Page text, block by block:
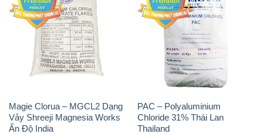
Magie Clorua – MGCL2 Dạng
Vảy Shreeji Magnesia Works
Ấn Độ India
PAC – Polyaluminium
Chloride 31% Thái Lan
Thailand